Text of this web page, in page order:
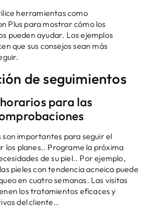
herramientas como
Plus para mostrar cómo los
pueden ayudar. Los ejemplos
que sus consejos sean más
de seguimientos
para las
son importantes para seguir el
los planes.. Programe la próxima
de su piel.. Por ejemplo,
pieles con tendencia acneica puede
en cuatro semanas. Las visitas
los tratamientos eficaces y
del cliente..